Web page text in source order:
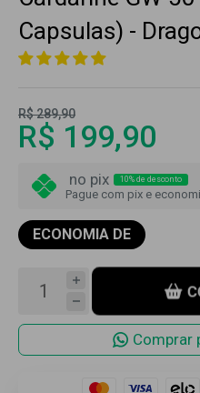
Capsulas) -
R$ 289,90
R$ 199,90
no pix 10% de desconto
Pague com pix e
ECONOMIA DE
Comprar